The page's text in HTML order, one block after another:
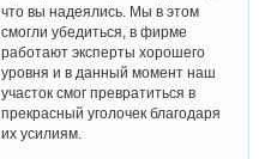
что вы надеялись. Мы в этом
смогли убедиться, в фирме
работают эксперты хорошего
уровня и в данный момент наш
участок смог превратиться в
прекрасный уголочек благодаря
их усилиям.